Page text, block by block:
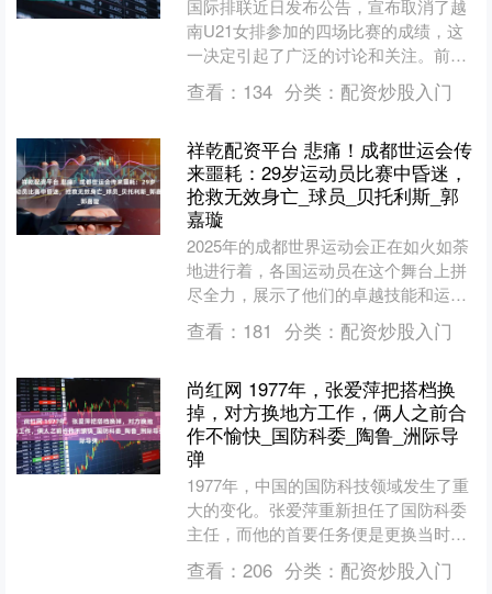
国际排联近日发布公告，宣布取消了越
南U21女排参加的四场比赛的成绩，这
一决定引起了广泛的讨论和关注。前中
国女排队长惠若琪对此事件发表了自己
的看法，她提到：“未来....
查看： 134 分类： 配资炒股入门
祥乾配资平台 悲痛！成都世运会传
来噩耗：29岁运动员比赛中昏迷，
抢救无效身亡_球员_贝托利斯_郭
嘉璇
2025年的成都世界运动会正在如火如荼
地进行着，各国运动员在这个舞台上拼
尽全力，展示了他们的卓越技能和运动
精神。竞争激烈而又充满激情的比赛，
令现场的观众如痴如醉....
查看： 181 分类： 配资炒股入门
尚红网 1977年，张爱萍把搭档换
掉，对方换地方工作，俩人之前合
作不愉快_国防科委_陶鲁_洲际导
弹
1977年，中国的国防科技领域发生了重
大的变化。张爱萍重新担任了国防科委
主任，而他的首要任务便是更换当时的
搭档陶鲁笳。两人曾在1975年短暂合
作，但由于工作理念....
查看： 206 分类： 配资炒股入门